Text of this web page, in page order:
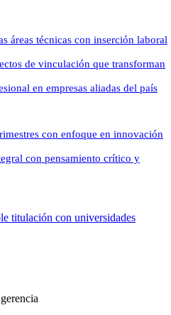
áreas técnicas con inserción laboral
de vinculación que transforman
en empresas aliadas del país
con enfoque en innovación
con pensamiento crítico y
titulación con universidades